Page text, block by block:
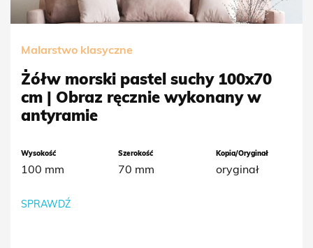
Malarstwo klasyczne
Żółw morski pastel suchy 100x70
cm | Obraz ręcznie wykonany w
antyramie
Wysokość
100 mm
Szerokość
70 mm
Kopia/Oryginał
oryginał
SPRAWDŹ